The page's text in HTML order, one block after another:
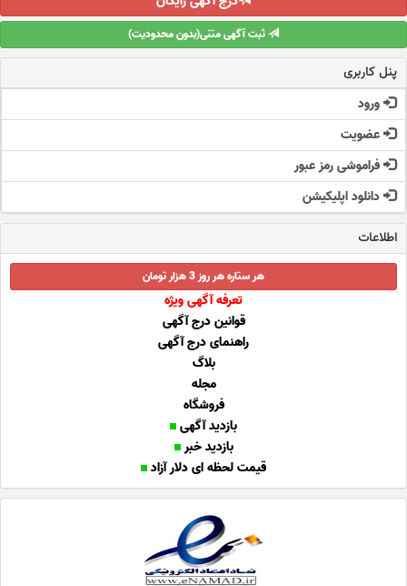
ثبت آگهی متنی(بدون محدودیت)
پنل کاربری
ورود
عضویت
فراموشی رمز عبور
دانلود اپلیکیشن
اطلاعات
هر ستاره هر روز 3 هزار تومان
تعرفه آگهی ویژه
قوانین درج آگهی
راهنمای درج آگهی
بلاگ
مجله
فروشگاه
بازدید آگهی
بازدید خبر
قیمت لحظه ای دلار آزاد